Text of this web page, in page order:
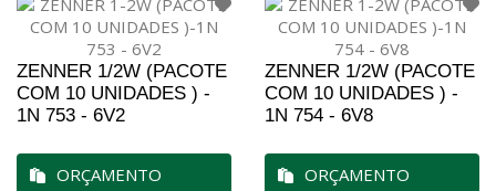
ZENNER 1/2W (PACOTE
COM 10 UNIDADES ) -
1N 753 - 6V2
ORÇAMENTO
ZENNER 1/2W (PACOTE
COM 10 UNIDADES ) -
1N 754 - 6V8
ORÇAMENTO